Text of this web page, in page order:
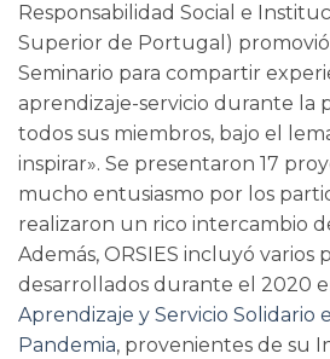
Responsabilidad Social e
Superior de Portugal)
Seminario para compartir
aprendizaje-servicio durante la
todos sus miembros, bajo el
inspirar». Se presentaron 17
mucho entusiasmo por los
realizaron un rico intercambio
Además, ORSIES incluyó varios
desarrollados durante el 2020
Aprendizaje y Servicio Solidario
Pandemia, provenientes de su